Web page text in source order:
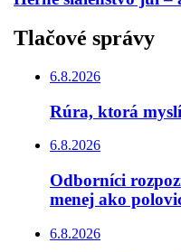
Tlačové správy
6.8.2026
Rúra, ktorá
6.8.2026
Odborníci
menej ako
6.8.2026